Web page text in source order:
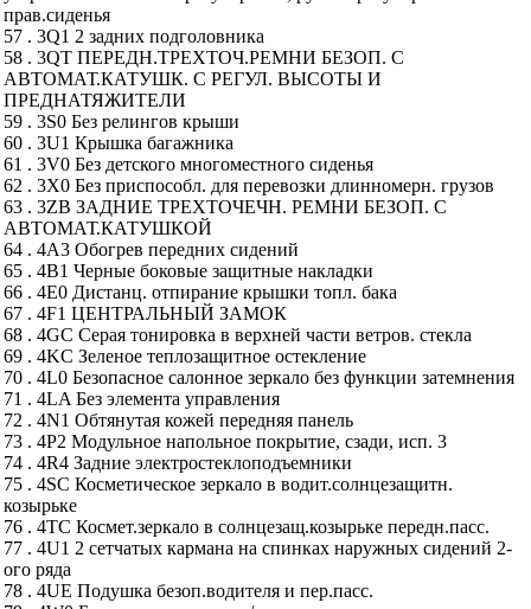
прав.сиденья
57 . 3Q1 2 задних подголовника
58 . 3QT ПЕРЕДН.ТРЕХТОЧ.РЕМНИ БЕЗОП. С
АВТОМАТ.КАТУШК. С РЕГУЛ. ВЫСОТЫ И
ПРЕДНАТЯЖИТЕЛИ
59 . 3S0 Без релингов крыши
60 . 3U1 Крышка багажника
61 . 3V0 Без детского многоместного сиденья
62 . 3X0 Без приспособл. для перевозки длинномерн. грузов
63 . 3ZB ЗАДНИЕ ТРЕХТОЧЕЧН. РЕМНИ БЕЗОП. С
АВТОМАТ.КАТУШКОЙ
64 . 4A3 Обогрев передних сидений
65 . 4B1 Черные боковые защитные накладки
66 . 4E0 Дистанц. отпирание крышки топл. бака
67 . 4F1 ЦЕНТРАЛЬНЫЙ ЗАМОК
68 . 4GC Серая тонировка в верхней части ветров. стекла
69 . 4KC Зеленое теплозащитное остекление
70 . 4L0 Безопасное салонное зеркало без функции затемнения
71 . 4LA Без элемента управления
72 . 4N1 Обтянутая кожей передняя панель
73 . 4P2 Модульное напольное покрытие, сзади, исп. 3
74 . 4R4 Задние электростеклоподъемники
75 . 4SC Косметическое зеркало в водит.солнцезащитн.
козырьке
76 . 4TC Космет.зеркало в солнцезащ.козырьке передн.пасс.
77 . 4U1 2 сетчатых кармана на спинках наружных сидений 2-
ого ряда
78 . 4UE Подушка безоп.водителя и пер.пасс.